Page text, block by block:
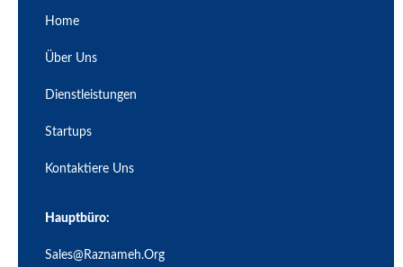
Home
Über Uns
Dienstleistungen
Startups
Kontaktiere Uns
Hauptbüro:
Sales@raznameh.org